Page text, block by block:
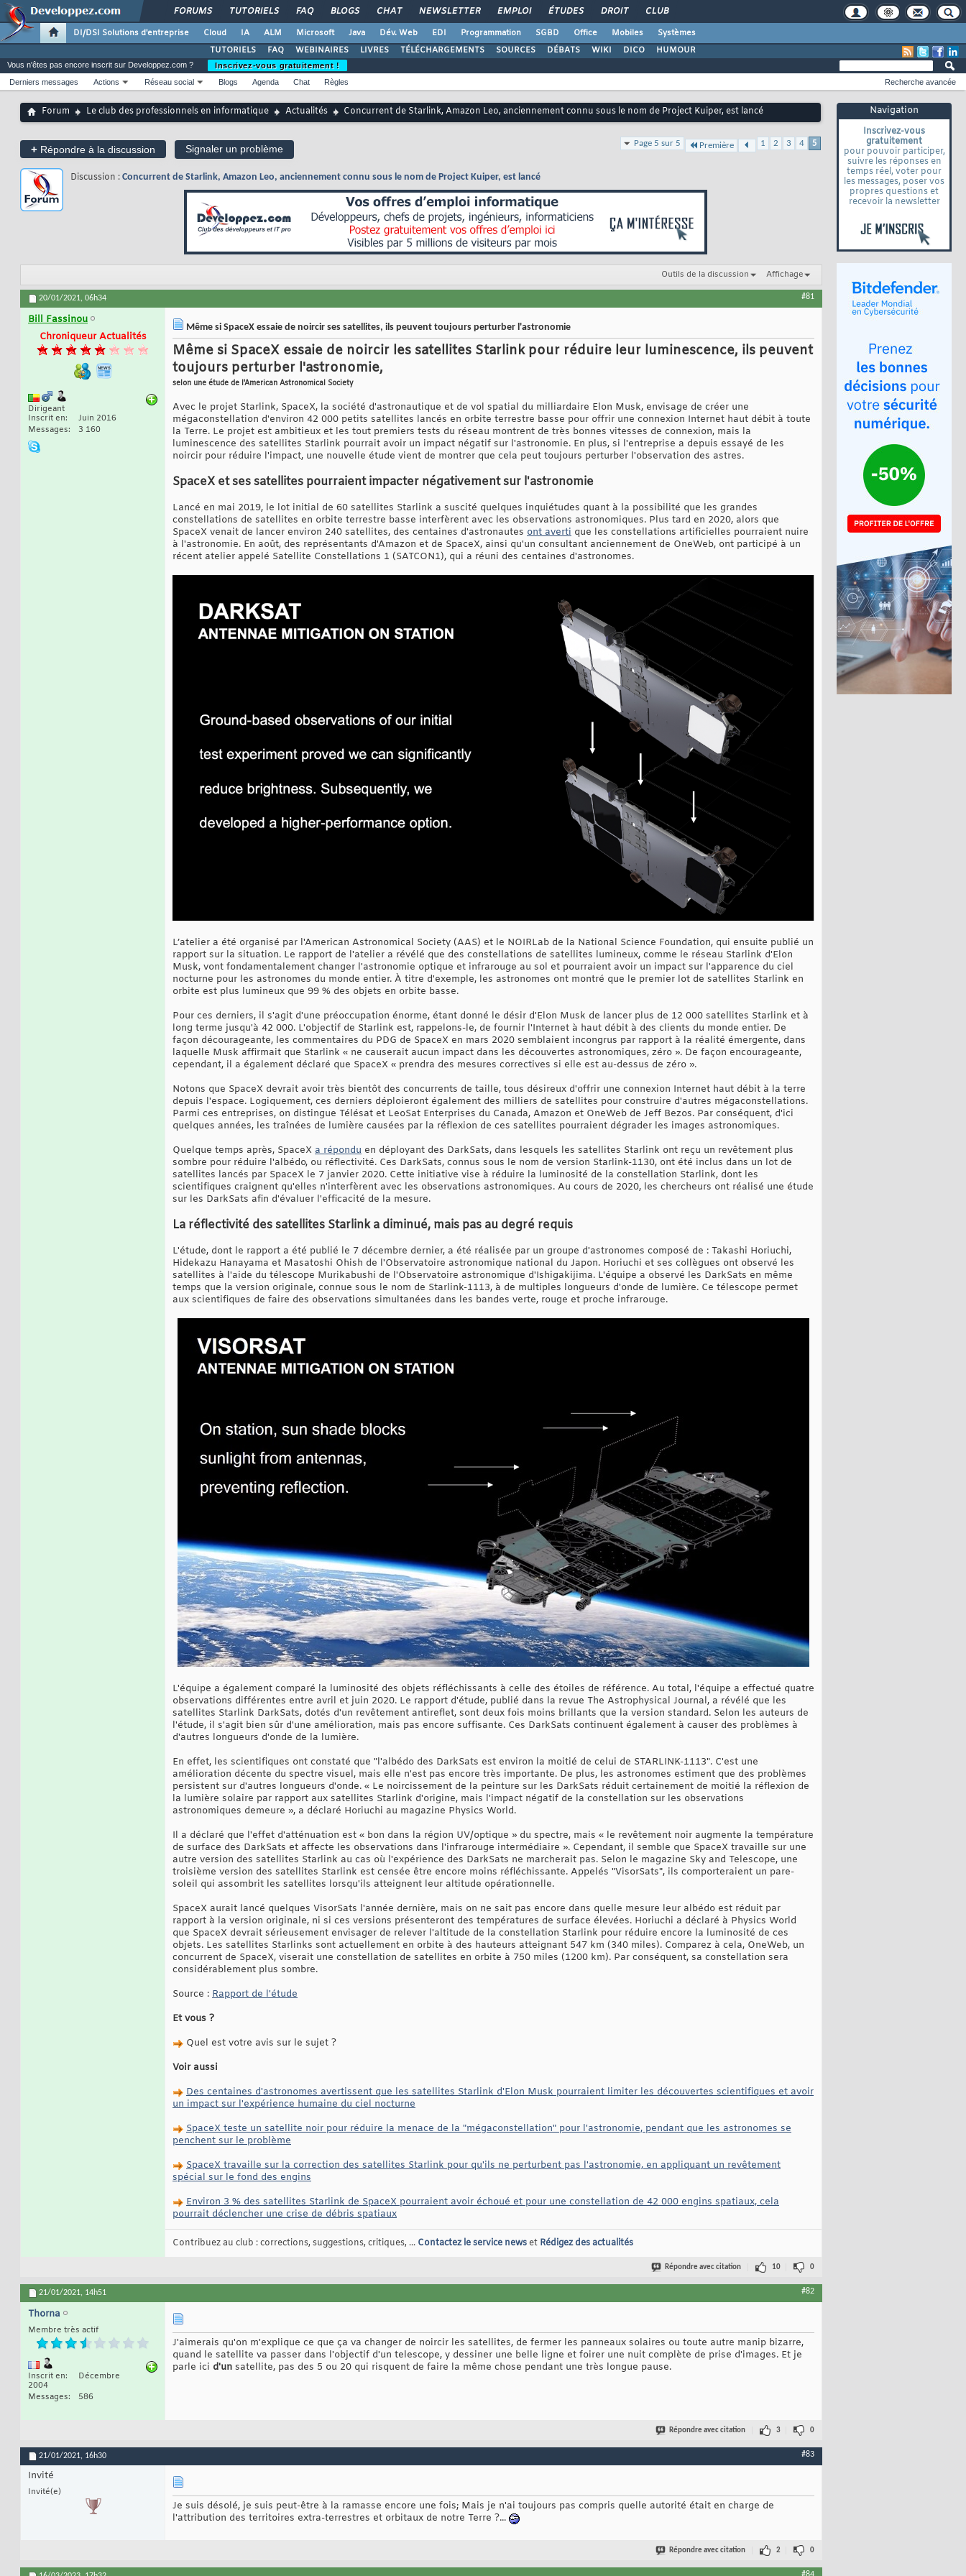
FORUMS TUTORIELS FAQ BLOGS CHAT NEWSLETTER EMPLOI ÉTUDES DROIT CLUB
DI/DSI Solutions d'entreprise Cloud IA ALM Microsoft Java Dév. Web EDI Programmation SGBD Office Mobiles
Systèmes
TUTORIELS
FAQ WEBINAIRES LIVRES TÉLÉCHARGEMENTS SOURCES DÉBATS WIKI DICO HUMOUR
Navigation
Inscrivez-vous
gratuitement
pour pouvoir participer,
suivre les réponses en
temps réel, voter pour
les messages, poser vos
propres questions et
recevoir la newsletter
Vous n'êtes pas encore inscrit sur Developpez.com ?
Inscrivez-vous gratuitement !
Derniers messages
Actions Réseau social Blogs Agenda Chat Règles Recherche avancée
Forum Le club des professionnels en informatique Actualités Concurrent de Starlink, Amazon Leo, anciennement connu sous le nom de Project Kuiper, est lancé
+ Répondre à la discussion Signaler un problème Page 5 sur 5 Première 1 2 3 4 5
Discussion : Concurrent de Starlink, Amazon Leo, anciennement connu sous le nom de Project Kuiper, est lancé
Outils de la discussion Affichage
20/01/2021, 06h34 #81
Bill Fassinou
Chroniqueur Actualités
Dirigeant
Inscrit en
Juin 2016
Messages
3 160
Même si SpaceX essaie de noircir ses satellites, ils peuvent toujours perturber l'astronomie
Même si SpaceX essaie de noircir les satellites Starlink pour réduire leur luminescence, ils peuvent
toujours perturber l'astronomie,
selon une étude de l'American Astronomical Society
Avec le projet Starlink, SpaceX, la société d'astronautique et de vol spatial du milliardaire Elon Musk, envisage de créer une
mégaconstellation d'environ 42 000 petits satellites lancés en orbite terrestre basse pour offrir une connexion Internet haut débit à toute
la Terre. Le projet est ambitieux et les tout premiers tests du réseau montrent de très bonnes vitesses de connexion, mais la
luminescence des satellites Starlink pourrait avoir un impact négatif sur l'astronomie. En plus, si l'entreprise a depuis essayé de les
noircir pour réduire l'impact, une nouvelle étude vient de montrer que cela peut toujours perturber l'observation des astres.
SpaceX et ses satellites pourraient impacter négativement sur l'astronomie
Lancé en mai 2019, le lot initial de 60 satellites Starlink a suscité quelques inquiétudes quant à la possibilité que les grandes
constellations de satellites en orbite terrestre basse interfèrent avec les observations astronomiques. Plus tard en 2020, alors que
SpaceX venait de lancer environ 240 satellites, des centaines d'astronautes ont averti que les constellations artificielles pourraient nuire
à l'astronomie. En août, des représentants d'Amazon et de SpaceX, ainsi qu'un consultant anciennement de OneWeb, ont participé à un
récent atelier appelé Satellite Constellations 1 (SATCON1), qui a réuni des centaines d'astronomes.
L’atelier a été organisé par l'American Astronomical Society (AAS) et le NOIRLab de la National Science Foundation, qui ensuite publié un
rapport sur la situation. Le rapport de l'atelier a révélé que des constellations de satellites lumineux, comme le réseau Starlink d'Elon
Musk, vont fondamentalement changer l'astronomie optique et infrarouge au sol et pourraient avoir un impact sur l'apparence du ciel
nocturne pour les astronomes du monde entier. À titre d'exemple, les astronomes ont montré que le premier lot de satellites Starlink en
orbite est plus lumineux que 99 % des objets en orbite basse.
Pour ces derniers, il s'agit d'une préoccupation énorme, étant donné le désir d'Elon Musk de lancer plus de 12 000 satellites Starlink et à
long terme jusqu'à 42 000. L'objectif de Starlink est, rappelons-le, de fournir l'Internet à haut débit à des clients du monde entier. De
façon décourageante, les commentaires du PDG de SpaceX en mars 2020 semblaient incongrus par rapport à la réalité émergente, dans
laquelle Musk affirmait que Starlink « ne causerait aucun impact dans les découvertes astronomiques, zéro ». De façon encourageante,
cependant, il a également déclaré que SpaceX « prendra des mesures correctives si elle est au-dessus de zéro ».
Notons que SpaceX devrait avoir très bientôt des concurrents de taille, tous désireux d'offrir une connexion Internet haut débit à la terre
depuis l'espace. Logiquement, ces derniers déploieront également des milliers de satellites pour construire d'autres mégaconstellations.
Parmi ces entreprises, on distingue Télésat et LeoSat Enterprises du Canada, Amazon et OneWeb de Jeff Bezos. Par conséquent, d'ici
quelques années, les traînées de lumière causées par la réflexion de ces satellites pourraient dégrader les images astronomiques.
Quelque temps après, SpaceX a répondu en déployant des DarkSats, dans lesquels les satellites Starlink ont reçu un revêtement plus
sombre pour réduire l'albédo, ou réflectivité. Ces DarkSats, connus sous le nom de version Starlink-1130, ont été inclus dans un lot de
satellites lancés par SpaceX le 7 janvier 2020. Cette initiative vise à réduire la luminosité de la constellation Starlink, dont les
scientifiques craignent qu'elles n'interfèrent avec les observations astronomiques. Au cours de 2020, les chercheurs ont réalisé une étude
sur les DarkSats afin d'évaluer l'efficacité de la mesure.
La réflectivité des satellites Starlink a diminué, mais pas au degré requis
L'étude, dont le rapport a été publié le 7 décembre dernier, a été réalisée par un groupe d'astronomes composé de : Takashi Horiuchi,
Hidekazu Hanayama et Masatoshi Ohish de l'Observatoire astronomique national du Japon. Horiuchi et ses collègues ont observé les
satellites à l'aide du télescope Murikabushi de l'Observatoire astronomique d'Ishigakijima. L'équipe a observé les DarkSats en même
temps que la version originale, connue sous le nom de Starlink-1113, à de multiples longueurs d'onde de lumière. Ce télescope permet
aux scientifiques de faire des observations simultanées dans les bandes verte, rouge et proche infrarouge.
L'équipe a également comparé la luminosité des objets réfléchissants à celle des étoiles de référence. Au total, l'équipe a effectué quatre
observations différentes entre avril et juin 2020. Le rapport d'étude, publié dans la revue The Astrophysical Journal, a révélé que les
satellites Starlink DarkSats, dotés d'un revêtement antireflet, sont deux fois moins brillants que la version standard. Selon les auteurs de
l'étude, il s'agit bien sûr d'une amélioration, mais pas encore suffisante. Ces DarkSats continuent également à causer des problèmes à
d'autres longueurs d'onde de la lumière.
En effet, les scientifiques ont constaté que "l'albédo des DarkSats est environ la moitié de celui de STARLINK-1113". C'est une
amélioration décente du spectre visuel, mais elle n'est pas encore très importante. De plus, les astronomes estiment que des problèmes
persistent sur d'autres longueurs d'onde. « Le noircissement de la peinture sur les DarkSats réduit certainement de moitié la réflexion de
la lumière solaire par rapport aux satellites Starlink d'origine, mais l'impact négatif de la constellation sur les observations
astronomiques demeure », a déclaré Horiuchi au magazine Physics World.
Il a déclaré que l'effet d'atténuation est « bon dans la région UV/optique » du spectre, mais « le revêtement noir augmente la température
de surface des DarkSats et affecte les observations dans l'infrarouge intermédiaire ». Cependant, il semble que SpaceX travaille sur une
autre version des satellites Starlink au cas où l'expérience des DarkSats ne marcherait pas. Selon le magazine Sky and Telescope, une
troisième version des satellites Starlink est censée être encore moins réfléchissante. Appelés "VisorSats", ils comporteraient un pare-
soleil qui assombrit les satellites lorsqu'ils atteignent leur altitude opérationnelle.
SpaceX aurait lancé quelques VisorSats l'année dernière, mais on ne sait pas encore dans quelle mesure leur albédo est réduit par
rapport à la version originale, ni si ces versions présenteront des températures de surface élevées. Horiuchi a déclaré à Physics World
que SpaceX devrait sérieusement envisager de relever l'altitude de la constellation Starlink pour réduire encore la luminosité de ces
objets. Les satellites Starlinks sont actuellement en orbite à des hauteurs atteignant 547 km (340 miles). Comparez à cela, OneWeb, un
concurrent de SpaceX, viserait une constellation de satellites en orbite à 750 miles (1200 km). Par conséquent, sa constellation sera
considérablement plus sombre.
Source : Rapport de l'étude
Et vous ?
Quel est votre avis sur le sujet ?
Voir aussi
Des centaines d'astronomes avertissent que les satellites Starlink d'Elon Musk pourraient limiter les découvertes scientifiques et avoir
un impact sur l'expérience humaine du ciel nocturne
SpaceX teste un satellite noir pour réduire la menace de la "mégaconstellation" pour l'astronomie, pendant que les astronomes se
penchent sur le problème
SpaceX travaille sur la correction des satellites Starlink pour qu'ils ne perturbent pas l'astronomie, en appliquant un revêtement
spécial sur le fond des engins
Environ 3 % des satellites Starlink de SpaceX pourraient avoir échoué et pour une constellation de 42 000 engins spatiaux, cela
pourrait déclencher une crise de débris spatiaux
Contribuez au club : corrections, suggestions, critiques, ... Contactez le service newset Rédigez des actualités
Répondre avec citation 10 0
21/01/2021, 14h51 #82
Thorna
Membre très actif
Inscrit en
Décembre
2004
Messages
586
J'aimerais qu'on m'explique ce que ça va changer de noircir les satellites, de fermer les panneaux solaires ou toute autre manip bizarre,
quand le satellite va passer dans l'objectif d'un telescope, y dessiner une belle ligne et foirer une nuit complète de prise d'images. Et je
parle ici d'un satellite, pas des 5 ou 20 qui risquent de faire la même chose pendant une très longue pause.
Répondre avec citation 3 0
21/01/2021, 16h30 #83
Invité
Invité(e)
Je suis désolé, je suis peut-être à la ramasse encore une fois; Mais je n'ai toujours pas compris quelle autorité était en charge de
l'attribution des territoires extra-terrestres et orbitaux de notre Terre ?...
Répondre avec citation 2 0
#84